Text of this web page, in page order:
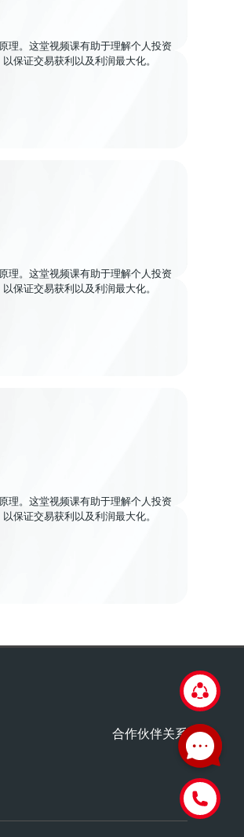
理。这堂视频课有助于理解个人投资
保证交易获利以及利润最大化。
理。这堂视频课有助于理解个人投资
保证交易获利以及利润最大化。
理。这堂视频课有助于理解个人投资
保证交易获利以及利润最大化。
合作伙伴关系